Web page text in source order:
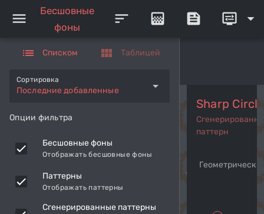
menu
Бесшовные
фоны
sort gradient feed display_settings arrow_drop_down
list Списком view_module Таблицей
Последние добавленные
Сортировка arrow_drop_down
Опции фильтра
Бесшовные фоны
Отображать бесшовные фоны
Паттерны
Отображать паттерны
Сгенерированные паттерны
navigate_before
Sharp
паттерн